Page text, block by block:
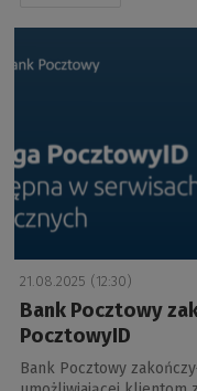
a
21.08.2025 (12:30)
Bank Pocztowy
PocztowyID
Bank Pocztowy